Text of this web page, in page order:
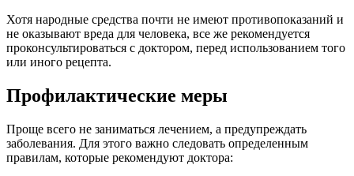
Хотя народные средства почти не имеют противопоказаний и
не оказывают вреда для человека, все же рекомендуется
проконсультироваться с доктором, перед использованием того
или иного рецепта.
Профилактические меры
Проще всего не заниматься лечением, а предупреждать
заболевания. Для этого важно следовать определенным
правилам, которые рекомендуют доктора: